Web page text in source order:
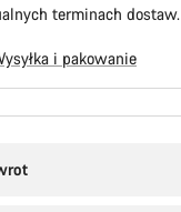
terminach dostaw.
i pakowanie